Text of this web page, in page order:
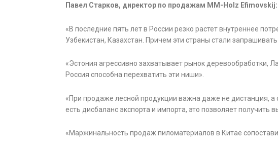
Павел Старков, директор по продажам MM-Holz Efimovskij:
«В последние пять лет в России резко растет внутреннее
Узбекистан, Казахстан. Причем эти страны стали
«Эстония агрессивно захватывает рынок деревообработки,
Россия способна перехватить эти ниши».
«При продаже лесной продукции важна даже не дистанция, а
есть дисбаланс экспорта и импорта, это позволяет получить
«Маржинальность продаж пиломатериалов в Китае